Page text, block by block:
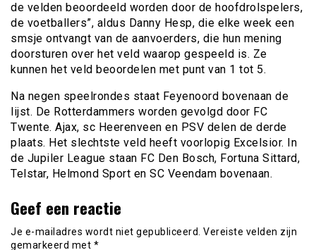
de velden beoordeeld worden door de hoofdrolspelers,
de voetballers”, aldus Danny Hesp, die elke week een
smsje ontvangt van de aanvoerders, die hun mening
doorsturen over het veld waarop gespeeld is. Ze
kunnen het veld beoordelen met punt van 1 tot 5.
Na negen speelrondes staat Feyenoord bovenaan de
lijst. De Rotterdammers worden gevolgd door FC
Twente. Ajax, sc Heerenveen en PSV delen de derde
plaats. Het slechtste veld heeft voorlopig Excelsior. In
de Jupiler League staan FC Den Bosch, Fortuna Sittard,
Telstar, Helmond Sport en SC Veendam bovenaan.
Geef een reactie
Je e-mailadres wordt niet gepubliceerd. Vereiste velden zijn
gemarkeerd met *